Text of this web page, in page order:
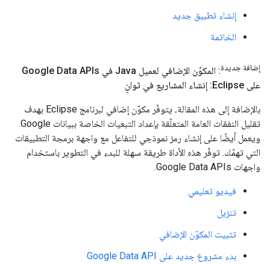
إنشاء تطبيق جديد
الخاتمة
إضافة جديدة
: المكوّن الإضافي لعميل Java في Google Data APIs
على Eclipse: إنشاء المشاريع في ثوانٍ
بالإضافة إلى هذه المقالة، يتوفّر مكوّن إضافي لبرنامج Eclipse بهدف
تقليل النفقات العامة المتعلّقة بإعداد التبعيات الخاصة ببيانات Google.
ويعمل أيضًا على إنشاء رمز نموذجي للتفاعل مع واجهة برمجة التطبيقات
التي تهمّك. توفّر هذه الأداة طريقة سهلة للبدء في التطوير باستخدام
واجهات Google Data APIs.
فيديو تعليمي
تنزيل
تثبيت المكوّن الإضافي
بدء مشروع جديد على Google Data API